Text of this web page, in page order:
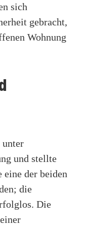
sich
gebracht,
Wohnung
unter
und stellte
der beiden
die
Die